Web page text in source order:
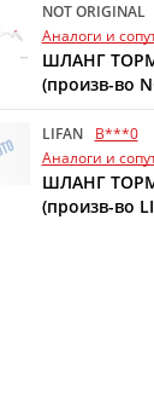
NOT ORIGINAL
Аналоги и
ШЛАНГ
(произв-во
LIFAN
B***0
Аналоги и
ШЛАНГ
(произв-во